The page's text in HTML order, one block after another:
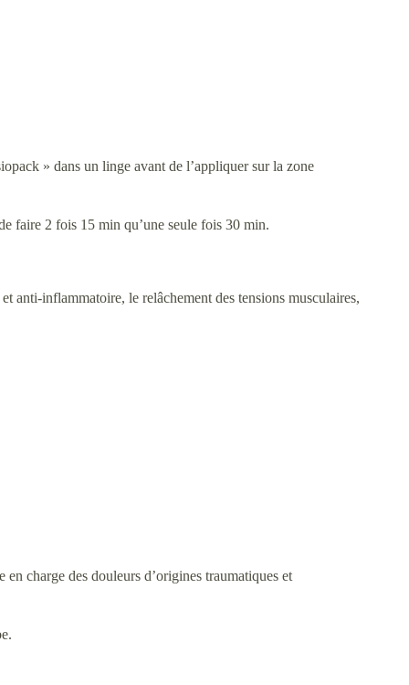
» dans un linge avant de l’appliquer sur la zone
faire 2 fois 15 min qu’une seule fois 30 min.
anti-inflammatoire, le relâchement des tensions musculaires,
charge des douleurs d’origines traumatiques et